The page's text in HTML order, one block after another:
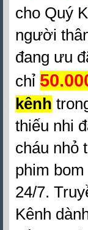
cho Quý
người
đang ưu
chỉ
kênh
thiếu nhi
cháu nhỏ
phim
24/7.
Kênh